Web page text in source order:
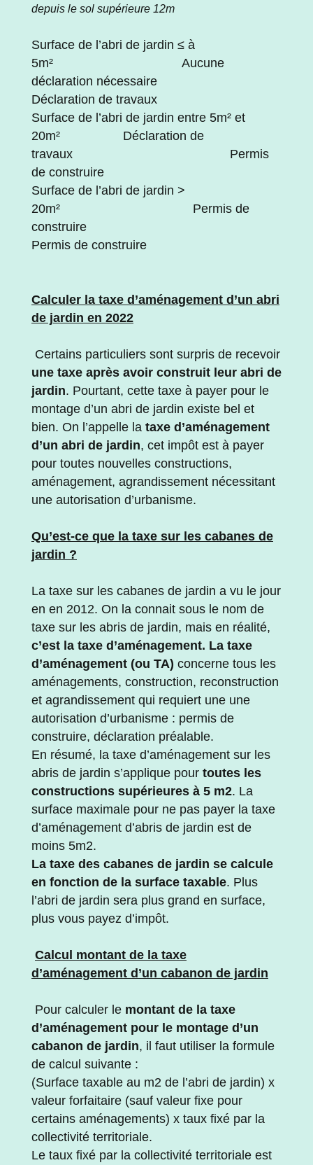
depuis le sol supérieure 12m
Surface de l’abri de jardin ≤ à
5m² Aucune
déclaration nécessaire
Déclaration de travaux
Surface de l’abri de jardin entre 5m² et
20m² Déclaration de
travaux Permis
de construire
Surface de l’abri de jardin >
20m² Permis de
construire
Permis de construire
Calculer la taxe d’aménagement d’un abri
de jardin en 2022
Certains particuliers sont surpris de recevoir
une taxe après avoir construit leur abri de
jardin. Pourtant, cette taxe à payer pour le
montage d’un abri de jardin existe bel et
bien. On l’appelle la taxe d’aménagement
d’un abri de jardin, cet impôt est à payer
pour toutes nouvelles constructions,
aménagement, agrandissement nécessitant
une autorisation d’urbanisme.
Qu’est-ce que la taxe sur les cabanes de
jardin ?
La taxe sur les cabanes de jardin a vu le jour
en en 2012. On la connait sous le nom de
taxe sur les abris de jardin, mais en réalité,
c’est la taxe d’aménagement. La taxe
d’aménagement (ou TA) concerne tous les
aménagements, construction, reconstruction
et agrandissement qui requiert une une
autorisation d’urbanisme : permis de
construire, déclaration préalable.
En résumé, la taxe d’aménagement sur les
abris de jardin s’applique pour toutes les
constructions supérieures à 5 m2. La
surface maximale pour ne pas payer la taxe
d’aménagement d’abris de jardin est de
moins 5m2.
La taxe des cabanes de jardin se calcule
en fonction de la surface taxable. Plus
l’abri de jardin sera plus grand en surface,
plus vous payez d’impôt.
Calcul montant de la taxe
d’aménagement d’un cabanon de jardin
Pour calculer le montant de la taxe
d’aménagement pour le montage d’un
cabanon de jardin, il faut utiliser la formule
de calcul suivante :
(Surface taxable au m2 de l’abri de jardin) x
valeur forfaitaire (sauf valeur fixe pour
certains aménagements) x taux fixé par la
collectivité territoriale.
Le taux fixé par la collectivité territoriale est